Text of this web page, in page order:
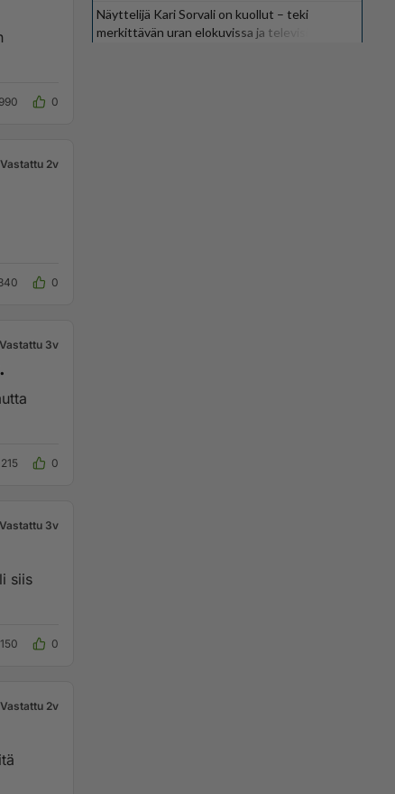
0
Vastattu 2v
0
Vastattu 3v
215 0
Vastattu 3v
siis
150 0
Vastattu 2v
Näyttelijä Kari Sorvali on kuollut – teki
merkittävän uran elokuvissa ja televisiossa